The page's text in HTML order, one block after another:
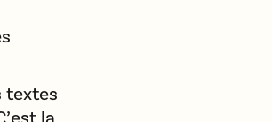
textes
la